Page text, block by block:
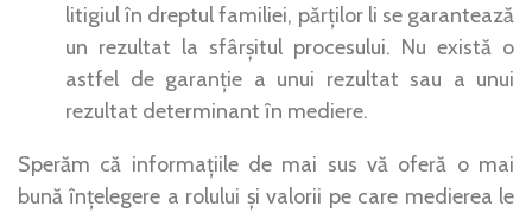
litigiul în dreptul familiei, părților li se garantează
un rezultat la sfârșitul procesului. Nu există o
astfel de garanție a unui rezultat sau a unui
rezultat determinant în mediere.
Sperăm că informațiile de mai sus vă oferă o mai
bună înțelegere a rolului și valorii pe care medierea le